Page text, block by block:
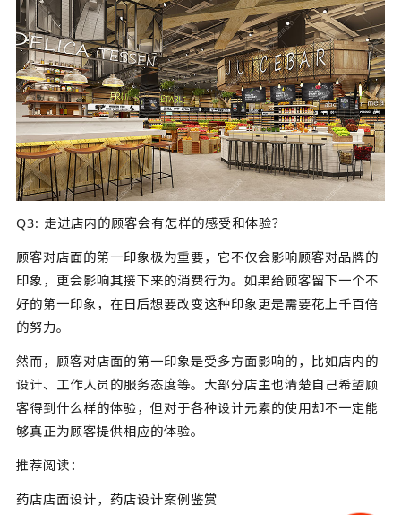
Q3: 走进店内的顾客会有怎样的感受和体验？
顾客对店面的第一印象极为重要，它不仅会影响顾客对品牌的
印象，更会影响其接下来的消费行为。如果给顾客留下一个不
好的第一印象，在日后想要改变这种印象更是需要花上千百倍
的努力。
然而，顾客对店面的第一印象是受多方面影响的，比如店内的
设计、工作人员的服务态度等。大部分店主也清楚自己希望顾
客得到什么样的体验，但对于各种设计元素的使用却不一定能
够真正为顾客提供相应的体验。
推荐阅读：
药店店面设计，药店设计案例鉴赏